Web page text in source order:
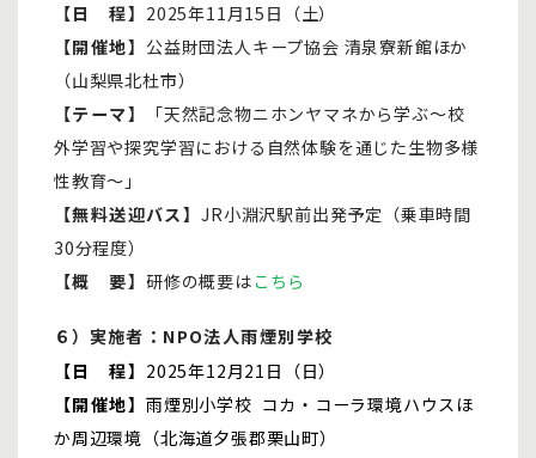
【日 程】 2025年11月15日（土）
【開催地】 公益財団法人キープ協会 清泉寮新館ほか
（山梨県北杜市）
【テーマ】
「天然記念物ニホンヤマネから学ぶ～校
外学習や探究学習における自然体験を通じた生物多様
性教育～」
【無料送迎バス】JR小淵沢駅前出発予定（乗車時間
30分程度）
【概 要】研修の概要はこちら
６） 実施者：NPO法人雨煙別学校
【日 程】 2025年12月21日（日）
【開催地】雨煙別小学校 コカ・コーラ環境ハウスほ
か周辺環境（北海道夕張郡栗山町）